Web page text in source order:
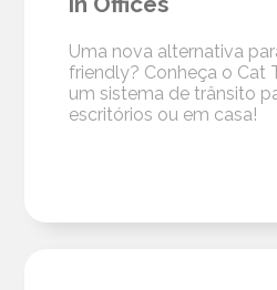
Uma nova alternativa
friendly? Conheça o Cat
um sistema de trânsito
escritórios ou em casa!